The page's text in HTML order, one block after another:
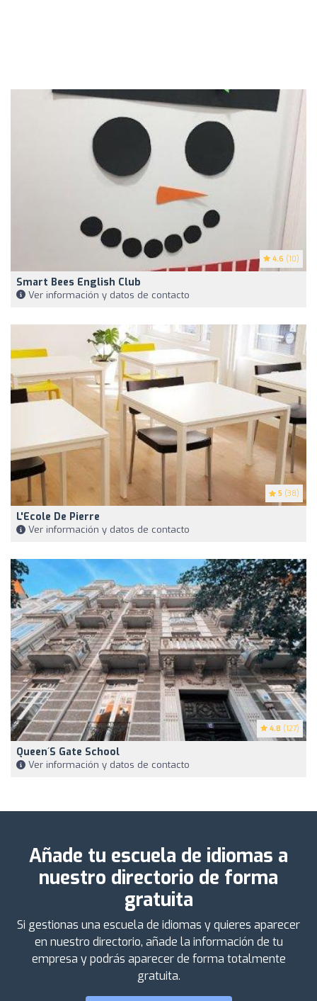
4.6 (10)
Smart Bees English Club
Ver información y datos de contacto
5 (38)
L'Ecole De Pierre
Ver información y datos de contacto
4.8 (127)
Queen´s Gate School
Ver información y datos de contacto
Añade tu escuela de idiomas a
nuestro directorio de forma
gratuita
Si gestionas una escuela de idiomas y quieres aparecer
en nuestro directorio, añade la información de tu
empresa y podrás aparecer de forma totalmente
gratuita.